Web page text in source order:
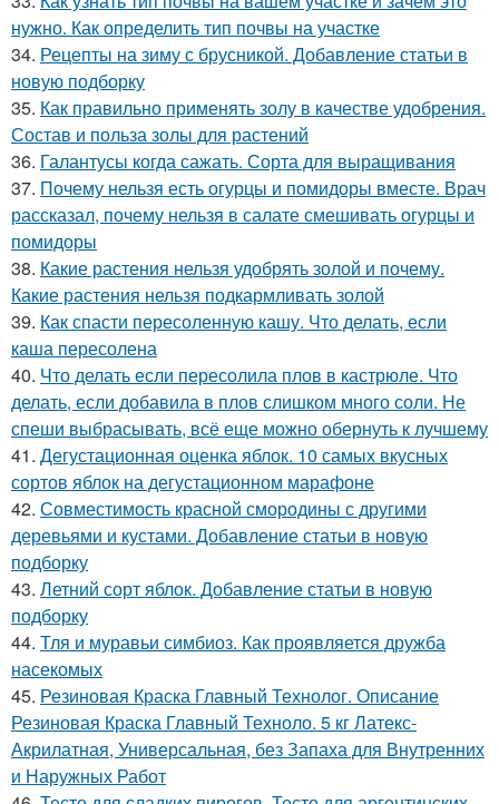
нужно. Как определить тип почвы на участке
34. Рецепты на зиму с брусникой. Добавление статьи в
новую подборку
35. Как правильно применять золу в качестве удобрения.
Состав и польза золы для растений
36. Галантусы когда сажать. Сорта для выращивания
37. Почему нельзя есть огурцы и помидоры вместе. Врач
рассказал, почему нельзя в салате смешивать огурцы и
помидоры
38. Какие растения нельзя удобрять золой и почему.
Какие растения нельзя подкармливать золой
39. Как спасти пересоленную кашу. Что делать, если
каша пересолена
40. Что делать если пересолила плов в кастрюле. Что
делать, если добавила в плов слишком много соли. Не
спеши выбрасывать, всё еще можно обернуть к лучшему
41. Дегустационная оценка яблок. 10 самых вкусных
сортов яблок на дегустационном марафоне
42. Совместимость красной смородины с другими
деревьями и кустами. Добавление статьи в новую
подборку
43. Летний сорт яблок. Добавление статьи в новую
подборку
44. Тля и муравьи симбиоз. Как проявляется дружба
насекомых
45. Резиновая Краска Главный Технолог. Описание
Резиновая Краска Главный Техноло. 5 кг Латекс-
Акрилатная, Универсальная, без Запаха для Внутренних
и Наружных Работ